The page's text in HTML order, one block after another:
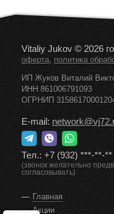
Vitaliy Jukov © 2026
оферта,политика
ИП Жуков Виталий
ИНН 861006791093
ОГРНИП
E-mail:
Тел.:+7 (932) ***-**-**
(звонок желательно
согласовывать)
Главная
Акции